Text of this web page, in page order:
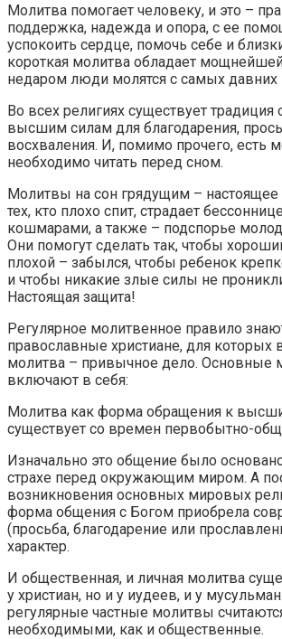
Молитва помогает человеку, и это –
поддержка, надежда и опора, с ее
успокоить сердце, помочь себе и
короткая молитва обладает
недаром люди молятся с самых давних
Во всех религиях существует традиция
высшим силам для благодарения,
восхваления. И, помимо прочего, есть
необходимо читать перед сном.
Молитвы на сон грядущим – настоящее
тех, кто плохо спит, страдает
кошмарами, а также – подспорье
Они помогут сделать так, чтобы
плохой – забылся, чтобы ребенок
и чтобы никакие злые силы не
Настоящая защита!
Регулярное молитвенное правило
православные христиане, для которых
молитва – привычное дело. Основные
включают в себя:
Молитва как форма обращения к
существует со времен первобытно-
Изначально это общение было
страхе перед окружающим миром. А
возникновения основных мировых
форма общения с Богом приобрела
(просьба, благодарение или
характер.
И общественная, и личная молитва
у христиан, но и у иудеев, и у
регулярные частные молитвы
необходимыми, как и общественные.